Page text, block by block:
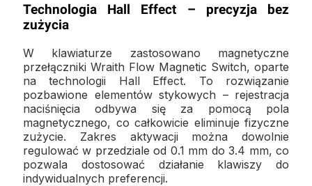
Technologia Hall Effect – precyzja bez
zużycia
W klawiaturze zastosowano magnetyczne
przełączniki Wraith Flow Magnetic Switch, oparte
na technologii Hall Effect. To rozwiązanie
pozbawione elementów stykowych – rejestracja
naciśnięcia odbywa się za pomocą pola
magnetycznego, co całkowicie eliminuje fizyczne
zużycie. Zakres aktywacji można dowolnie
regulować w przedziale od 0.1 mm do 3.4 mm, co
pozwala dostosować działanie klawiszy do
indywidualnych preferencji.